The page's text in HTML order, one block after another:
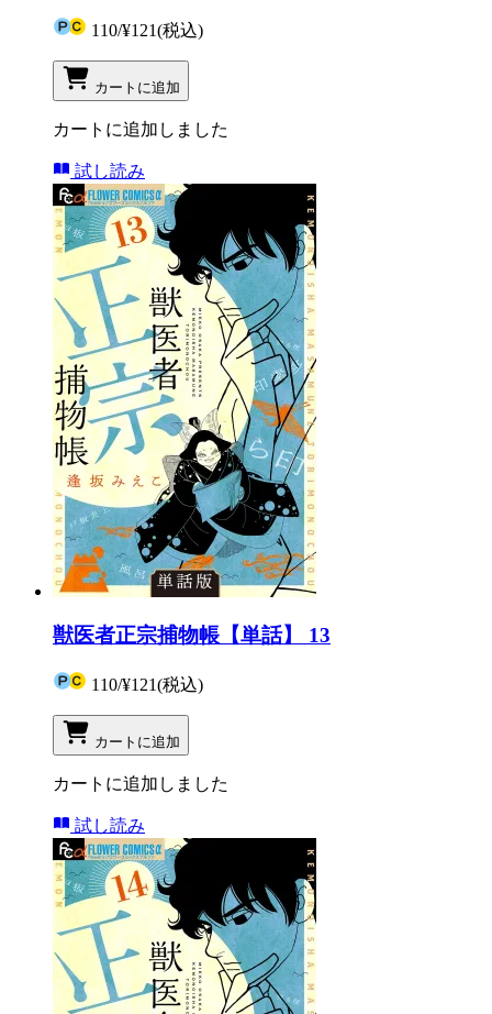
110/¥121(税込)
カートに追加
カートに追加しました
試し読み
獣医者正宗捕物帳【単話】 13
110/¥121(税込)
カートに追加
カートに追加しました
試し読み